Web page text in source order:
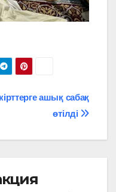
ашық сабақ
өтілді